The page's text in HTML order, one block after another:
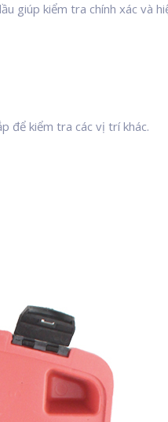
giúp kiểm tra chính xác và
để kiểm tra các vị trí khác.